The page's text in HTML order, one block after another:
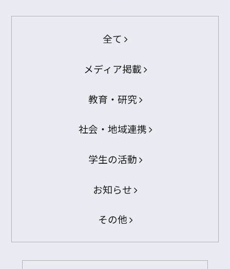
全て
メディア掲載
教育・研究
社会・地域連携
学生の活動
お知らせ
その他